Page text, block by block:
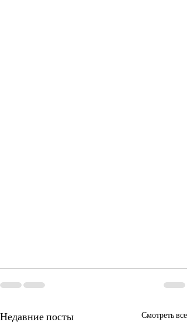
Недавние посты Смотреть все